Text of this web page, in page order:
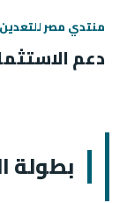
منتدي مصر للتعدين
دعم
بطولة